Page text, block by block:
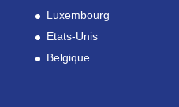
Luxembourg
Etats-Unis
Belgique